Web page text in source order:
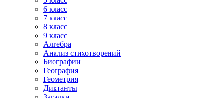
6 класс
7 класс
8 класс
9 класс
Алгебра
Анализ стихотворений
Биографии
География
Геометрия
Диктанты